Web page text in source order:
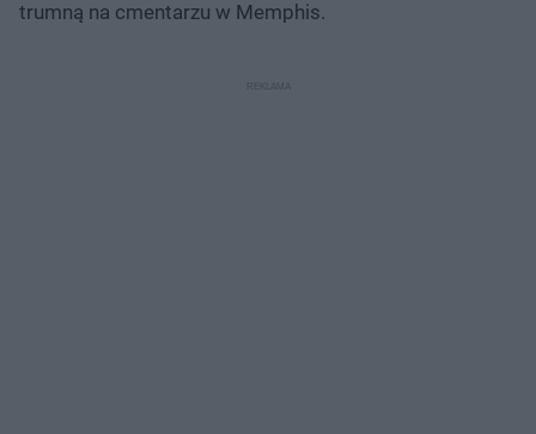
trumną na cmentarzu w Memphis.